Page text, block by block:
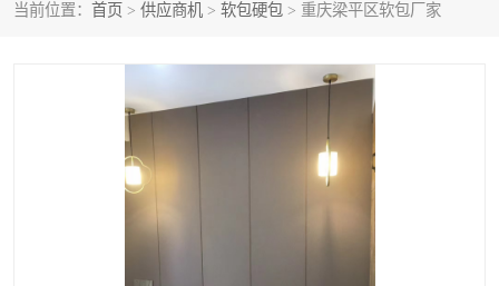
当前位置： 首页 > 供应商机 > 软包硬包 > 重庆梁平区软包厂家